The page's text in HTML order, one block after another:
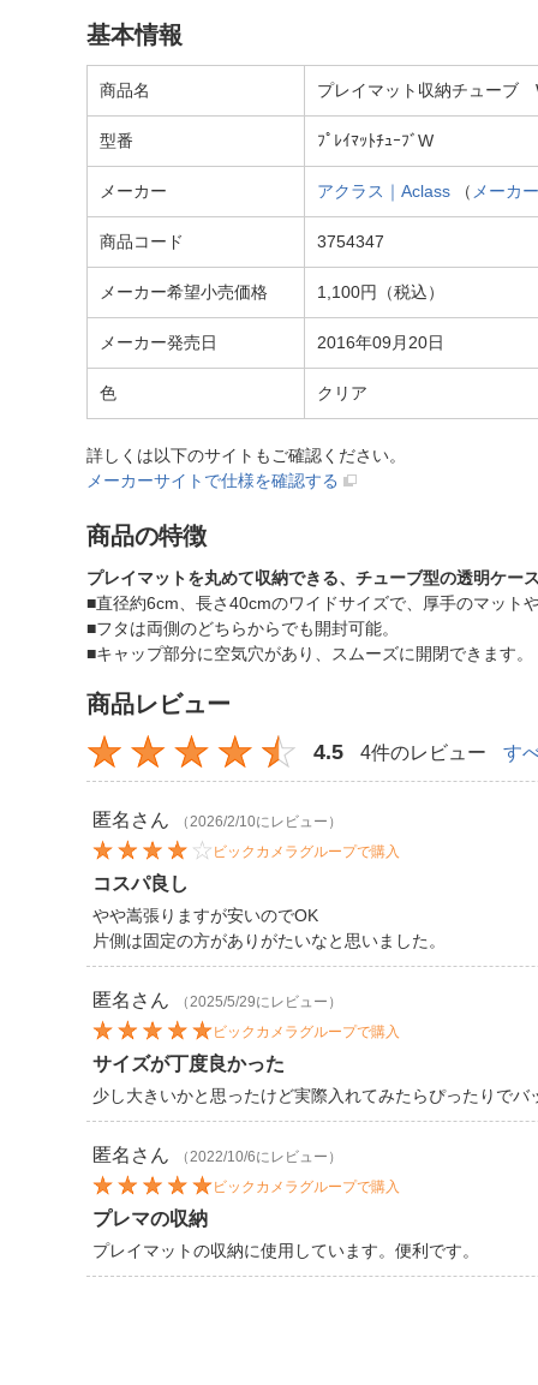
基本情報
商品名 プレイマット収納チューブ
型番 ﾌﾟﾚｲﾏｯﾄﾁｭｰﾌﾞW
メーカー アクラス｜Aclass （ メーカ
商品コード 3754347
メーカー希望小売価格 1,100円（税込）
メーカー発売日 2016年09月20日
色 クリア
詳しくは以下のサイトもご確認ください。
メーカーサイトで仕様を確認する
商品の特徴
プレイマットを丸めて収納できる、チューブ型の透明ケー
■直径約6cm、長さ40cmのワイドサイズで、厚手のマット
■フタは両側のどちらからでも開封可能。
■キャップ部分に空気穴があり、スムーズに開閉できます。
商品レビュー
4.5 4件のレビュー す
匿名 さん
（2026/2/10にレビュー）
ビックカメラグループで購入
コスパ良し
やや嵩張りますが安いのでOK
片側は固定の方がありがたいなと思いました。
匿名 さん
（2025/5/29にレビュー）
ビックカメラグループで購入
サイズが丁度良かった
少し大きいかと思ったけど実際入れてみたらぴったりで
匿名 さん
（2022/10/6にレビュー）
ビックカメラグループで購入
プレマの収納
プレイマットの収納に使用しています。便利です。